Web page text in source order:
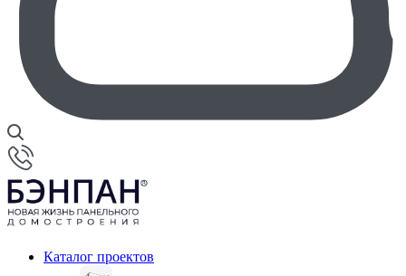
Каталог проектов